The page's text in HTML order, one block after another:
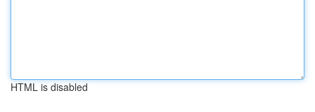
HTML is disabled